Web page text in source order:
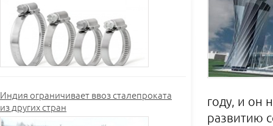
Индия ограничивает ввоз сталепроката
из других стран
году, и он
развитию